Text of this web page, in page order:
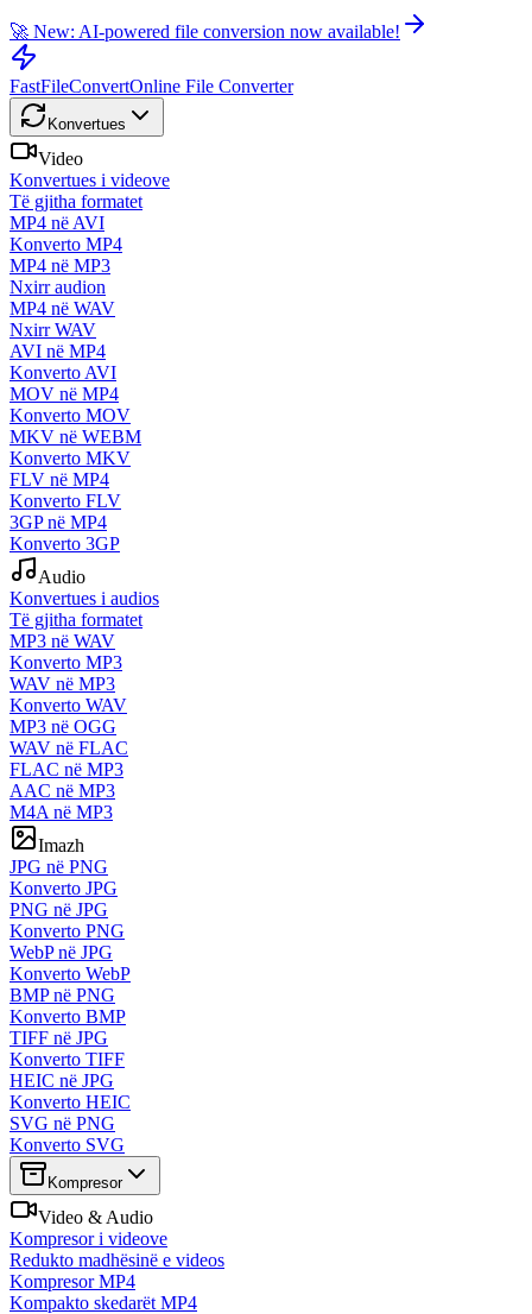
🚀 New: AI-powered file conversion now available!
FastFileConvertOnline File Converter
Konvertues
Video
Konvertues i videove
Të gjitha formatet
MP4 në AVI
Konverto MP4
MP4 në MP3
Nxirr audion
MP4 në WAV
Nxirr WAV
AVI në MP4
Konverto AVI
MOV në MP4
Konverto MOV
MKV në WEBM
Konverto MKV
FLV në MP4
Konverto FLV
3GP në MP4
Konverto 3GP
Audio
Konvertues i audios
Të gjitha formatet
MP3 në WAV
Konverto MP3
WAV në MP3
Konverto WAV
MP3 në OGG
WAV në FLAC
FLAC në MP3
AAC në MP3
M4A në MP3
Imazh
JPG në PNG
Konverto JPG
PNG në JPG
Konverto PNG
WebP në JPG
Konverto WebP
BMP në PNG
Konverto BMP
TIFF në JPG
Konverto TIFF
HEIC në JPG
Konverto HEIC
SVG në PNG
Konverto SVG
Kompresor
Video & Audio
Kompresor i videove
Redukto madhësinë e videos
Kompresor MP4
Kompakto skedarët MP4